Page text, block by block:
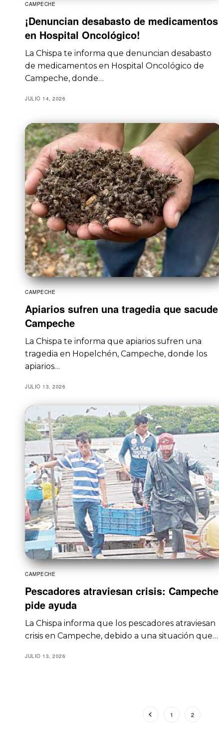
CAMPECHE
¡Denuncian desabasto de medicamentos
en Hospital Oncológico!
La Chispa te informa que denuncian desabasto
de medicamentos en Hospital Oncológico de
Campeche, donde…
JULIO 14, 2026
CAMPECHE
Apiarios sufren una tragedia que sacude
Campeche
La Chispa te informa que apiarios sufren una
tragedia en Hopelchén, Campeche, donde los
apiarios…
JULIO 13, 2026
CAMPECHE
Pescadores atraviesan crisis: Campeche
pide ayuda
La Chispa informa que los pescadores atraviesan
crisis en Campeche, debido a una situación que…
JULIO 13, 2026
1 2